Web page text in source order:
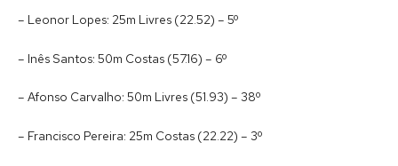
– Leonor Lopes: 25m Livres (22.52) – 5º
– Inês Santos: 50m Costas (57.16) – 6º
– Afonso Carvalho: 50m Livres (51.93) – 38º
– Francisco Pereira: 25m Costas (22.22) – 3º